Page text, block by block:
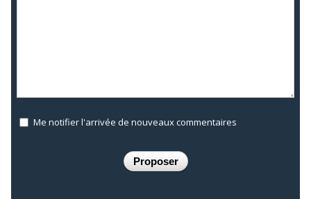
Me notifier l'arrivée de nouveaux commentaires